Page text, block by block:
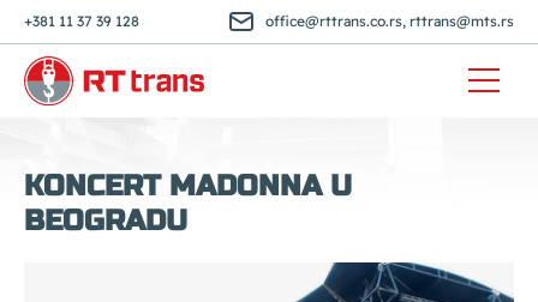
+381 11 37 39 128 office@rttrans.co.rs, rttrans@mts.rs
KONCERT MADONNA U
BEOGRADU